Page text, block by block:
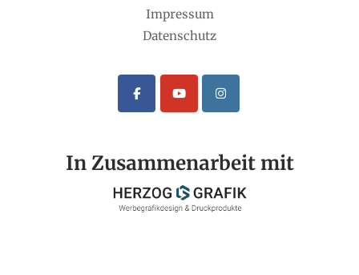
Impressum
Datenschutz
In Zusammenarbeit mit